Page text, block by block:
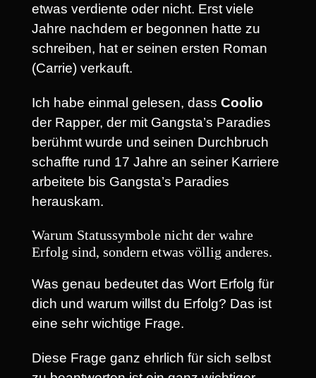
etwas verdiente oder nicht. Erst viele
Jahre nachdem er begonnen hatte zu
schreiben, hat er seinen ersten Roman
(Carrie) verkauft.
Ich habe einmal gelesen, dass Coolio
der Rapper, der mit Gangsta’s Paradies
berühmt wurde und seinen Durchbruch
schaffte rund 17 Jahre an seiner Karriere
arbeitete bis Gangsta’s Paradies
herauskam.
Warum Statussymbole nicht der wahre
Erfolg sind, sondern etwas völlig anderes.
Was genau bedeutet das Wort Erfolg für
dich und warum willst du Erfolg? Das ist
eine sehr wichtige Frage.
Diese Frage ganz ehrlich für sich selbst